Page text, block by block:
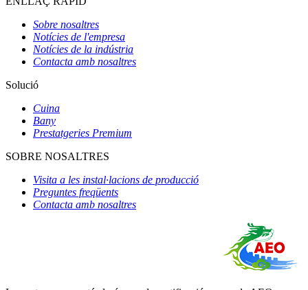
Sobre nosaltres
Notícies de l'empresa
Notícies de la indústria
Contacta amb nosaltres
Solució
Cuina
Bany
Prestatgeries Premium
SOBRE NOSALTRES
Visita a les instal·lacions de producció
Preguntes freqüents
Contacta amb nosaltres